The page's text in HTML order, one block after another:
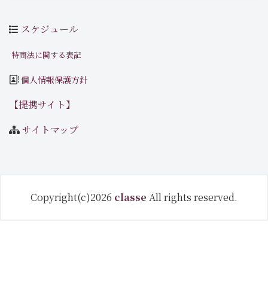
スケジュール
特商法に関する表記
個人情報保護方針
【提携サイト】
サイトマップ
Copyright(c)2026 classe All rights reserved.